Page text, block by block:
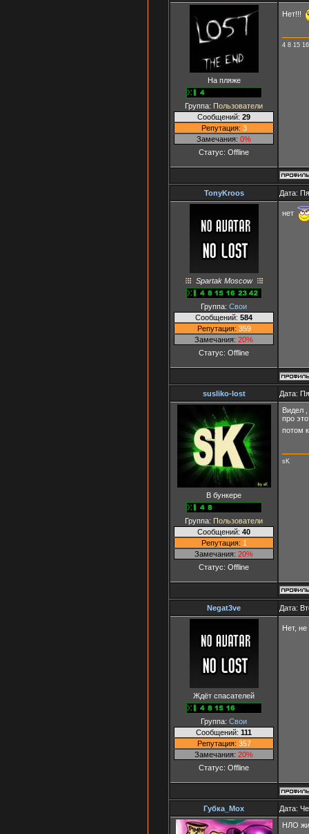
На пляже
Группа: Пользователи
Сообщений: 29
Репутация: 3
Замечания: 0%
Статус: Offline
Нет!!!
4 8 15
TonyKroos Дата:
Spartak Moscow
Группа: Свои
Сообщений: 584
Репутация: 359
Замечания: 20%
Статус: Offline
нет
susliko-lost Дата:
В бункере
Группа: Пользователи
Сообщений: 40
Репутация: 1
Замечания: 20%
Статус: Offline
Видел
про
потом
sK
Negat3ve Дата:
Ждёт спасателей
Группа: Свои
Сообщений: 111
Репутация: 357
Замечания: 20%
Статус: Offline
Нет,
Губка_Мох Дата:
НЛО